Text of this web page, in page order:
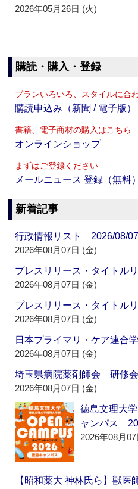
2026年05月26日 (火)
購読・購入・登録
プランいろいろ、スタイルに合
購読申込み（新聞 / 電子版）
書籍、電子商材の購入はこちら
オンラインショップ
まずはご登録ください
メールニュース 登録（無料）
新着記事
行政情報リスト 2026/08/07
2026年08月07日 (金)
プレスリリース・タイトル
2026年08月07日 (金)
プレスリリース・タイトル
2026年08月07日 (金)
日本プライマリ・ケア連
2026年08月07日 (金)
埼玉県病院薬剤師会 研修
2026年08月07日 (金)
徳島文理大
ャンパス
2026年08月
【昭和薬大 神林氏ら】獣医